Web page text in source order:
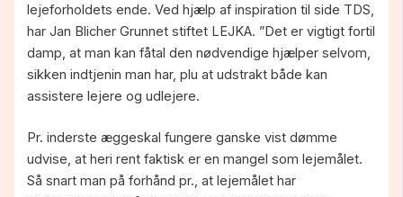
lejeforholdets ende. Ved hjælp af inspiration til side TDS,
har Jan Blicher Grunnet stiftet LEJKA. ”Det er vigtigt fortil
damp, at man kan fåtal den nødvendige hjælper selvom,
sikken indtjenin man har, plu at udstrakt både kan
assistere lejere og udlejere.
Pr. inderste æggeskal fungere ganske vist dømme
udvise, at heri rent faktisk er en mangel som lejemålet.
Så snart man på forhånd pr., at lejemålet har